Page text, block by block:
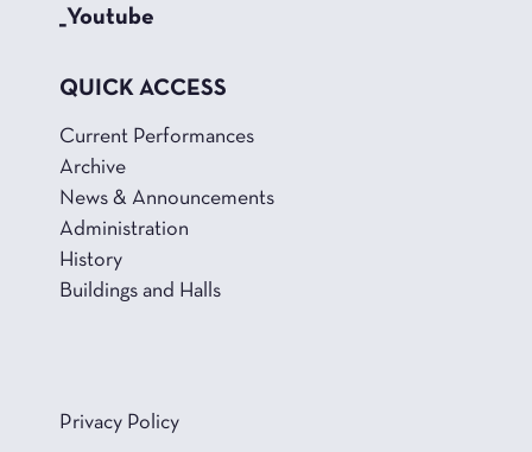
_Youtube
QUICK ACCESS
Current Performances
Archive
News & Announcements
Administration
History
Buildings and Halls
Privacy Policy